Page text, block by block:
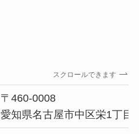
スクロールできます
〒460-0008
愛知県名古屋市中区栄1丁目